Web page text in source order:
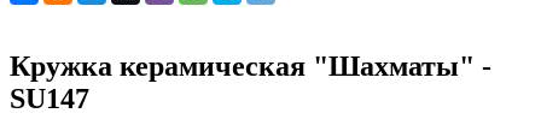
Кружка керамическая "Шахматы" -
SU147